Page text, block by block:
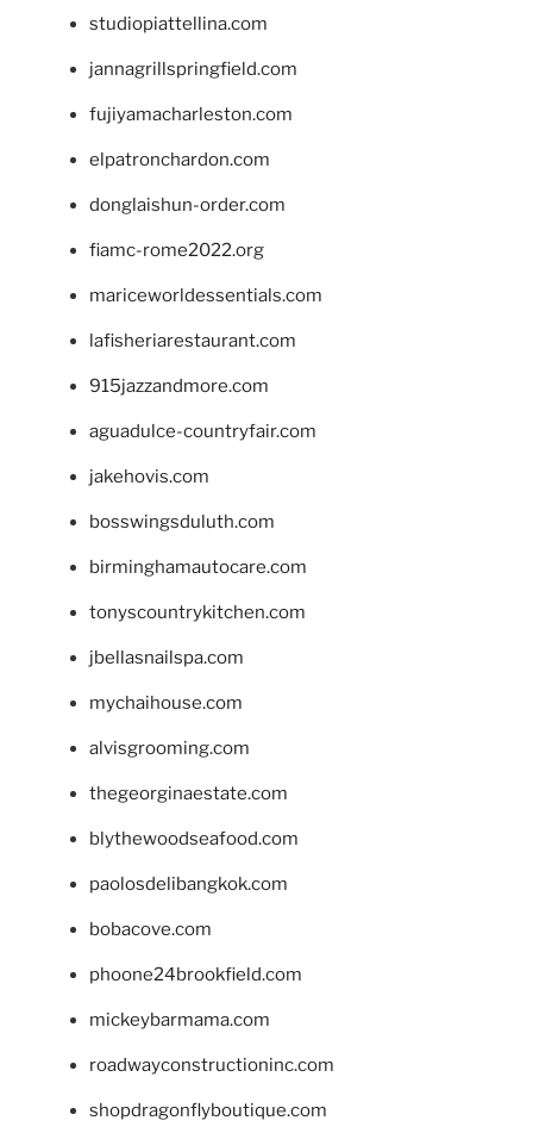
studiopiattellina.com
jannagrillspringfield.com
fujiyamacharleston.com
elpatronchardon.com
donglaishun-order.com
fiamc-rome2022.org
mariceworldessentials.com
lafisheriarestaurant.com
915jazzandmore.com
aguadulce-countryfair.com
jakehovis.com
bosswingsduluth.com
birminghamautocare.com
tonyscountrykitchen.com
jbellasnailspa.com
mychaihouse.com
alvisgrooming.com
thegeorginaestate.com
blythewoodseafood.com
paolosdelibangkok.com
bobacove.com
phoone24brookfield.com
mickeybarmama.com
roadwayconstructioninc.com
shopdragonflyboutique.com